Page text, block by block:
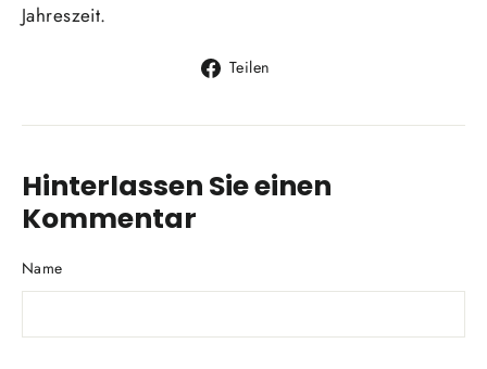
Jahreszeit.
Teilen
teilen
Hinterlassen Sie einen
Kommentar
Name